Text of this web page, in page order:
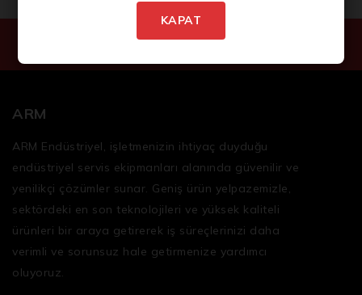
ARM
ARM Endüstriyel, işletmenizin ihtiyaç duyduğu
endüstriyel servis ekipmanları alanında güvenilir ve
yenilikçi çözümler sunar. Geniş ürün yelpazemizle,
sektördeki en son teknolojileri ve yüksek kaliteli
ürünleri bir araya getirerek iş süreçlerinizi daha
verimli ve sorunsuz hale getirmenize yardımcı
oluyoruz.
KAPAT